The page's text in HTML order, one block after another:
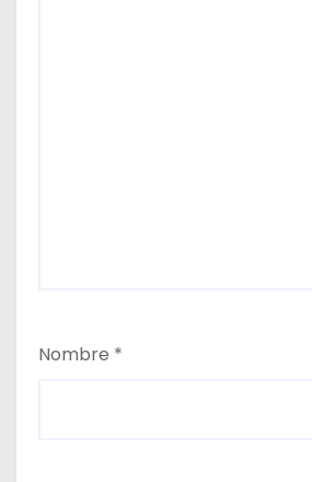
Nombre *